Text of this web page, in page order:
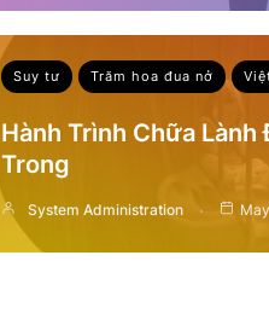
Suy tư Trăm hoa đua nở
Hành Trình Chữa
Trong
System Administration